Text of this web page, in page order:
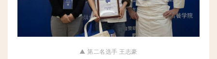
▲第二名选手 王志豪